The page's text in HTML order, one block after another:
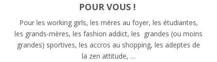
POUR VOUS !
Pour les working girls, les mères au foyer, les étudiantes,
les grands-mères, les fashion addict, les grandes (ou moins
grandes) sportives, les accros au shopping, les adeptes de
la zen attitude, …